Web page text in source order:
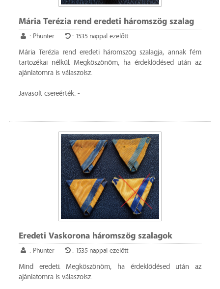
Mária Terézia rend eredeti háromszög szalag
: Phunter : 1535 nappal ezelőtt
Mária Terézia rend eredeti háromszög szalagja, annak fém
tartozékai nélkül. Megköszönöm, ha érdeklődésed után az
ajánlatomra is válaszolsz.
Javasolt csereérték: -
Eredeti Vaskorona háromszög szalagok
: Phunter : 1535 nappal ezelőtt
Mind eredeti. Megköszönöm, ha érdeklődésed után az
ajánlatomra is válaszolsz.